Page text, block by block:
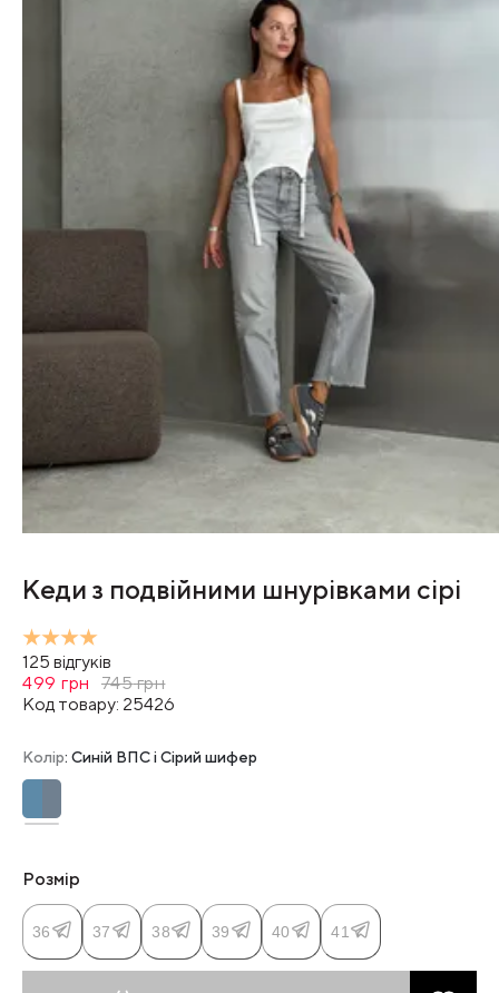
Кеди з подвійними шнурівками сірі
125 відгуків
499 грн 745грн
Код товару: 25426
Колір: Синій ВПС і Сірий шифер
Розмір
36 37 38 39 40 41